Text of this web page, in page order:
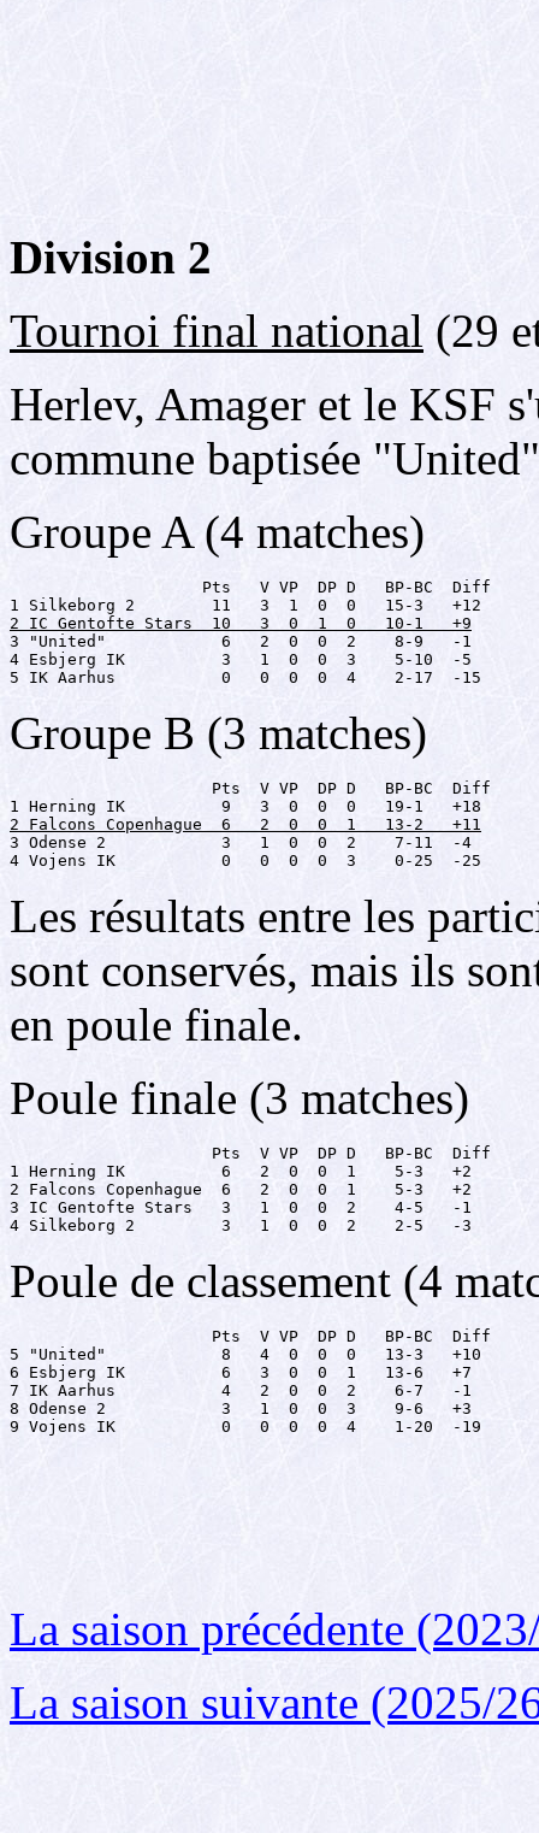
Division 2
Tournoi final national (29
Herlev, Amager et le KSF
commune baptisée
Groupe A (4 matches)
                    Pts   V VP  DP D   BP-BC  Diff
2 IC Gentofte Stars  10   3  0  1  0   10-1   +9
3 "United"            6   2  0  0  2    8-9   -1
4 Esbjerg IK          3   1  0  0  3    5-10  -5
5 IK Aarhus           0   0  0  0  4    2-17  -15
Groupe B (3 matches)
                     Pts  V VP  DP D   BP-BC  Diff
2 Falcons Copenhague  6   2  0  0  1   13-2   +11
3 Odense 2            3   1  0  0  2    7-11  -4
4 Vojens IK           0   0  0  0  3    0-25  -25
Les résultats entre les
sont conservés, mais ils
en poule finale.
Poule finale (3 matches)
                     Pts  V VP  DP D   BP-BC  Diff
1 Herning IK          6   2  0  0  1    5-3   +2
2 Falcons Copenhague  6   2  0  0  1    5-3   +2
3 IC Gentofte Stars   3   1  0  0  2    4-5   -1
4 Silkeborg 2         3   1  0  0  2    2-5   -3
Poule de classement (4
                     Pts  V VP  DP D   BP-BC  Diff
5 "United"            8   4  0  0  0   13-3   +10
6 Esbjerg IK          6   3  0  0  1   13-6   +7
7 IK Aarhus           4   2  0  0  2    6-7   -1
8 Odense 2            3   1  0  0  3    9-6   +3
9 Vojens IK           0   0  0  0  4    1-20  -19
La saison précédente
La saison suivante (2025/